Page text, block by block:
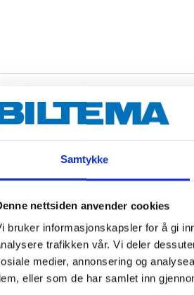
Samtykke
nettsiden anvender cookies
bruker informasjonskapsler for å gi
trafikken vår. Vi deler
medier, annonsering og
eller som de har samlet inn